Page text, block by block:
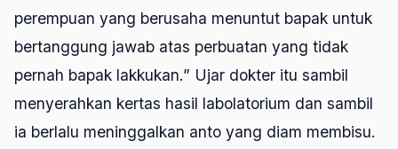
perempuan yang berusaha menuntut bapak untuk
bertanggung jawab atas perbuatan yang tidak
pernah bapak lakkukan.” Ujar dokter itu sambil
menyerahkan kertas hasil labolatorium dan sambil
ia berlalu meninggalkan anto yang diam membisu.